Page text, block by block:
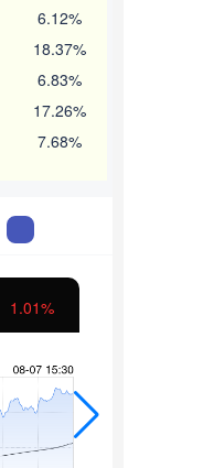
6.12%
18.37%
6.83%
17.26%
7.68%
1.01%